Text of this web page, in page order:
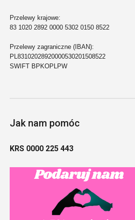
Przelewy krajowe:
83 1020 2892 0000 5302 0150 8522
Przelewy zagraniczne (IBAN):
PL83102028920000530201508522
SWIFT BPKOPLPW
Jak nam pomóc
KRS 0000 225 443